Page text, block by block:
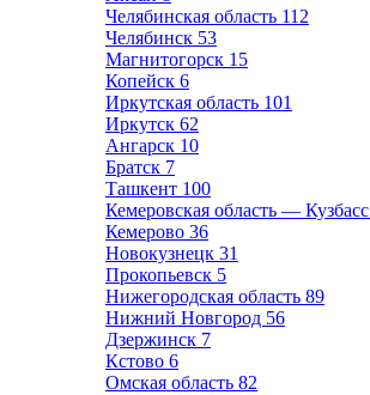
Челябинская область 112
Челябинск 53
Магнитогорск 15
Копейск 6
Иркутская область 101
Иркутск 62
Ангарск 10
Братск 7
Ташкент 100
Кемеровская область — Кузбасс
Кемерово 36
Новокузнецк 31
Прокопьевск 5
Нижегородская область 89
Нижний Новгород 56
Дзержинск 7
Кстово 6
Омская область 82